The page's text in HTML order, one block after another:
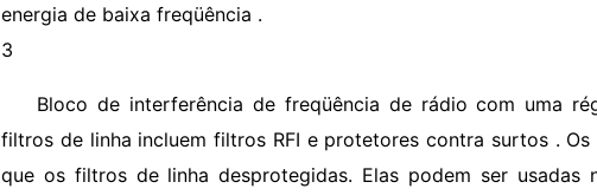
energia de baixa freqüência .
3
Bloco de interferência de freqüência de rádio com uma
filtros de linha incluem filtros RFI e protetores contra surtos .
que os filtros de linha desprotegidas. Elas podem ser usadas